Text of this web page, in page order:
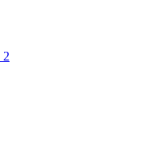
2